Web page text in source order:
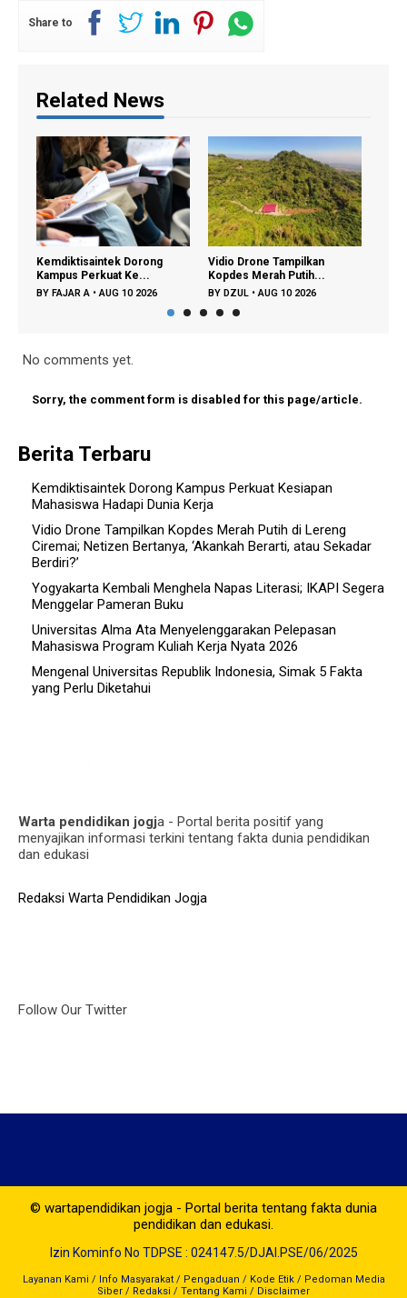
Share to
Related News
Dorong
Ke...
AUG 10 2026
Vidio Drone Tampilkan
Kopdes Merah Putih...
BYDZUL AUG 10 2026
Mengenal
Republik
BYFAJAR A
No comments yet.
Sorry, the comment form is disabled for this page/article.
Berita Terbaru
Kemdiktisaintek Dorong Kampus Perkuat Kesiapan
Mahasiswa Hadapi Dunia Kerja
Vidio Drone Tampilkan Kopdes Merah Putih di Lereng
Ciremai; Netizen Bertanya, ‘Akankah Berarti, atau Sekadar
Berdiri?’
Yogyakarta Kembali Menghela Napas Literasi; IKAPI Segera
Menggelar Pameran Buku
Universitas Alma Ata Menyelenggarakan Pelepasan
Mahasiswa Program Kuliah Kerja Nyata 2026
Mengenal Universitas Republik Indonesia, Simak 5 Fakta
yang Perlu Diketahui
Warta pendidikan jogja - Portal berita positif yang
menyajikan informasi terkini tentang fakta dunia pendidikan
dan edukasi
Redaksi Warta Pendidikan Jogja
Follow Our Twitter
© wartapendidikan jogja - Portal berita tentang fakta dunia
pendidikan dan edukasi.
Izin Kominfo No TDPSE : 024147.5/DJAI.PSE/06/2025
Layanan Kami / Info Masyarakat/ Pengaduan / Kode Etik/ Pedoman Media
Siber / Redaksi / Tentang Kami / Disclaimer